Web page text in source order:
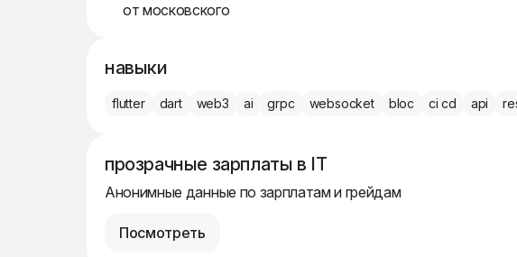
от московского
навыки
flutter dart web3 ai grpc websocket bloc ci cd api
прозрачные зарплаты в IT
Анонимные данные по зарплатам и грейдам
Посмотреть